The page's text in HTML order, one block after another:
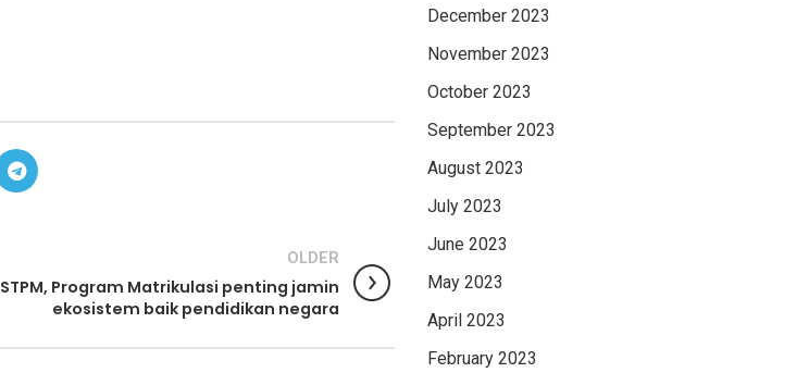
OLDER
STPM, Program Matrikulasi penting jamin
ekosistem baik pendidikan negara
December 2023
November 2023
October 2023
September 2023
August 2023
July 2023
June 2023
May 2023
April 2023
February 2023